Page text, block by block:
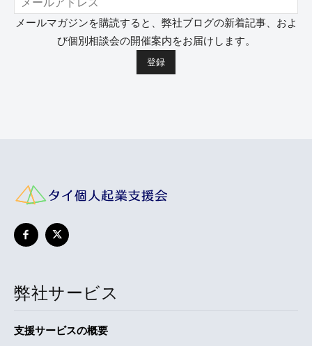
メールマガジンを購読すると、弊社ブログの新着記事、およ
び個別相談会の開催案内をお届けします。
弊社サービス
支援サービスの概要